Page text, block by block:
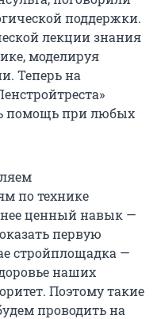
поддержки.
лекции знания
моделируя
Теперь на
помощь при любых
по технике
ценный навык —
первую
стройплощадка —
наших
Поэтому такие
проводить на